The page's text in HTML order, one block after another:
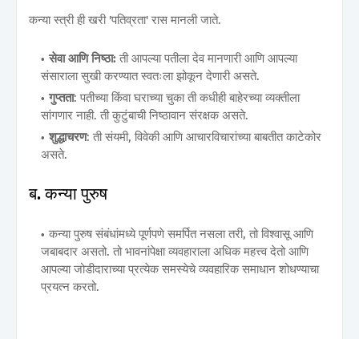
कन्या स्त्री ही खरी 'पतिव्रता' रास मानली जाते.
सेवा आणि निष्ठा: ती आपल्या पतीला देव मानणारी आणि आपल्या
संसाराला सुखी करण्यात स्वतःला झोकून देणारी असते.
गुप्तता: पतीच्या किंवा घराच्या चुका ती कधीही बाहेरच्या व्यक्तीला
सांगणार नाही. ती कुटुंबाची निष्ठावान संरक्षक असते.
शुद्धाचरण: ती संयमी, विवेकी आणि आचारविचारांच्या बाबतीत काटेकोर
असते.
ब. कन्या पुरुष
कन्या पुरुष संबंधांमध्ये पूर्णपणे समर्पित नसला तरी, तो विश्वासू आणि
जबाबदार असतो. तो भावनांपेक्षा व्यवहाराला अधिक महत्त्व देतो आणि
आपल्या जोडीदाराच्या प्रत्येक समस्येचे व्यवहारिक समाधान शोधण्याचा
प्रयत्न करतो.